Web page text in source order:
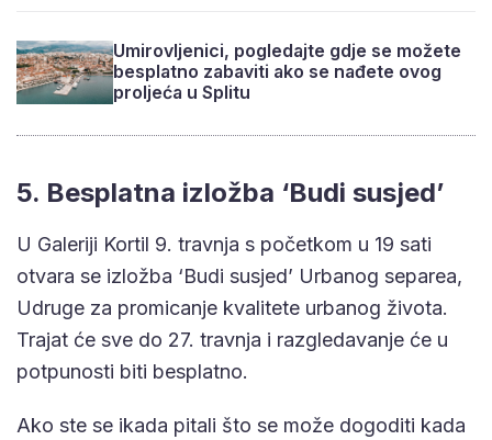
Umirovljenici, pogledajte gdje se možete
besplatno zabaviti ako se nađete ovog
proljeća u Splitu
5. Besplatna izložba ‘Budi susjed’
U Galeriji Kortil 9. travnja s početkom u 19 sati
otvara se izložba ‘Budi susjed’ Urbanog separea,
Udruge za promicanje kvalitete urbanog života.
Trajat će sve do 27. travnja i razgledavanje će u
potpunosti biti besplatno.
Ako ste se ikada pitali što se može dogoditi kada